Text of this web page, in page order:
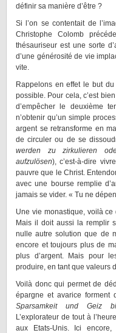
définir sa manière d’être ?
Si l’on se contentait de
Christophe Colomb
thésauriseur est une sorte
d’une générosité de vie
vite.
Rappelons en effet le but
possible. Pour cela, c’est
d’empêcher le deuxième
n’obtenir qu’un simple
argent se retransforme en
de circuler ou de se
werden zu zirkulieren
aufzulösen), c’est-à-dire
pauvre que le Christ.
avec une bourse remplie
jamais se vider. « Tu ne
Une vie monastique, voilà
Mais il doit aussi la remplir
nulle autre solution que de
encore et toujours plus de
plus d’argent. Mais pour
produire, en tant que valeurs
Voilà donc qui permet de
épargne et avarice forment
Sparsamkeit und Geiz
L’explorateur de tout à
aux Etats-Unis. Ici